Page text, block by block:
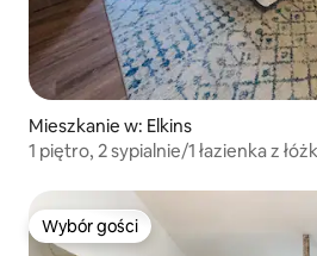
Mieszkanie w: Elkins
1 piętro, 2 sypialnie/1 łazienka z
Wybór gości
Wybór gości